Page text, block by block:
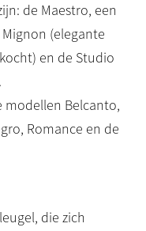
de Maestro, een
Mignon (elegante
en de Studio
modellen Belcanto,
Romance en de
die zich